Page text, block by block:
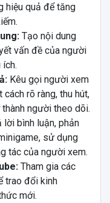
hiệu quả để tăng
Tạo nội dung
vấn đề của người
Kêu gọi người xem
rõ ràng, thu hút,
người theo dõi.
lời bình luận, phản
sử dụng
tác của người xem.
Tham gia các
trao đổi kinh
mới.